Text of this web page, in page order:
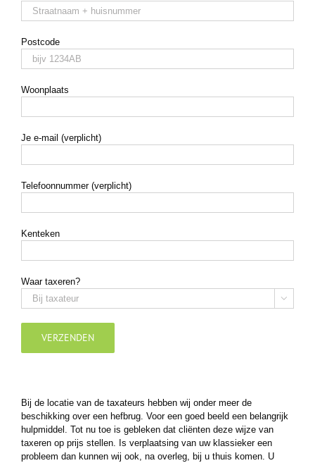
Postcode
Woonplaats
Je e-mail (verplicht)
Telefoonnummer (verplicht)
Kenteken
Waar taxeren?

Bij de locatie van de taxateurs hebben wij onder meer de
beschikking over een hefbrug. Voor een goed beeld een belangrijk
hulpmiddel. Tot nu toe is gebleken dat cliënten deze wijze van
taxeren op prijs stellen. Is verplaatsing van uw klassieker een
probleem dan kunnen wij ook, na overleg, bij u thuis komen. U